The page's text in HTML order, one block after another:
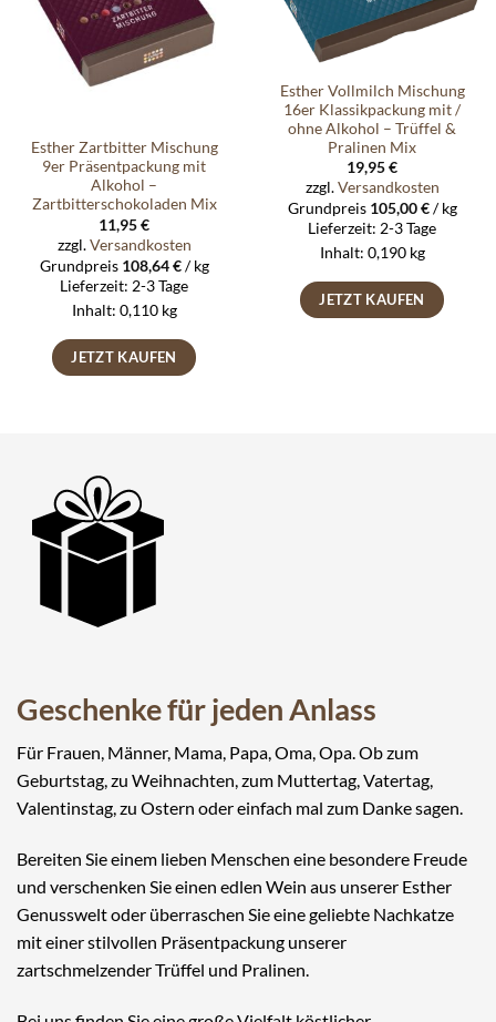
Esther Zartbitter Mischung
9er Präsentpackung mit
Alkohol –
Zartbitterschokoladen Mix
11,95€
zzgl.Versandkosten
Grundpreis 108,64€/kg
Lieferzeit: 2-3 Tage
Inhalt: 0,110 kg
JETZT KAUFEN
Esther Vollmilch Mischung
16er Klassikpackung mit /
ohne Alkohol – Trüffel &
Pralinen Mix
19,95€
zzgl.Versandkosten
Grundpreis 105,00€/kg
Lieferzeit: 2-3 Tage
Inhalt: 0,190 kg
JETZT KAUFEN
Geschenke für jeden Anlass
Für Frauen, Männer, Mama, Papa, Oma, Opa. Ob zum
Geburtstag, zu Weihnachten, zum Muttertag, Vatertag,
Valentinstag, zu Ostern oder einfach mal zum Danke sagen.
Bereiten Sie einem lieben Menschen eine besondere Freude
und verschenken Sie einen edlen Wein aus unserer Esther
Genusswelt oder überraschen Sie eine geliebte Nachkatze
mit einer stilvollen Präsentpackung unserer
zartschmelzender Trüffel und Pralinen.